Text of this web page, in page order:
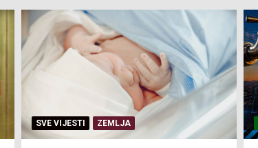
SERVISNE INFORMACIJE